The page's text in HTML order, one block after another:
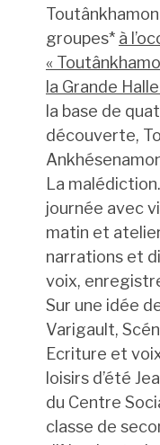
groupes* à
«
la Grande
la base de
découverte,
La
journée avec
matin et
narrations et
voix,
Sur une idée
Varigault,
Ecriture et
loisirs d’été
du Centre
classe de